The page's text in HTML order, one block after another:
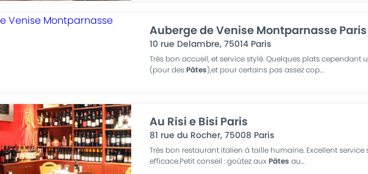
Auberge de Venise Montparnasse Paris
10 rue Delambre,75014 Paris
Très bon accueil, et service stylé. Quelques plats cependant
(pour desPâtes),et pour certains pas assez cop...
Au Risi e Bisi Paris
81 rue du Rocher,75008 Paris
Très bon restaurant italien à taille humaine. Excellent service
efficace.Petit conseil : goûtez auxPâtes au...